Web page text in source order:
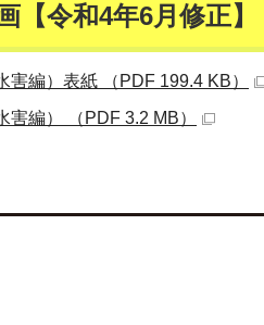
【令和4年6月修正】
編）表紙 （PDF 199.4 KB）
編） （PDF 3.2 MB）